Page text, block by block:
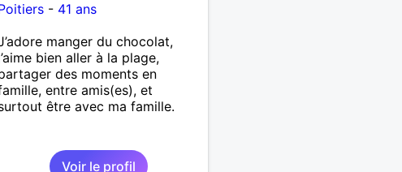
- 41 ans
manger du chocolat,
bien aller à la plage,
des moments en
entre amis(es), et
être avec ma famille.
Voir le profil